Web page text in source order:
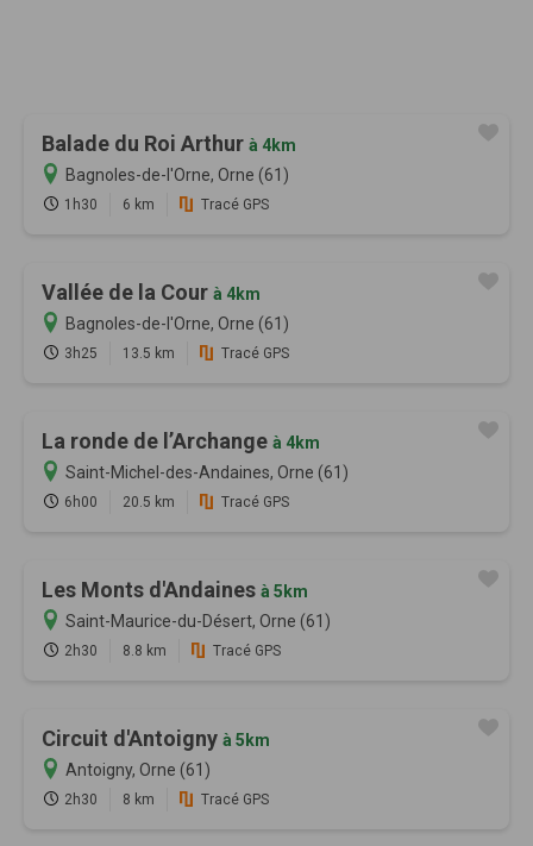
Balade du Roi Arthur à 4km
Bagnoles-de-l'Orne, Orne (61)
1h30 6 km Tracé GPS
Vallée de la Cour à 4km
Bagnoles-de-l'Orne, Orne (61)
3h25 13.5 km Tracé GPS
La ronde de l’Archange à 4km
Saint-Michel-des-Andaines, Orne (61)
6h00 20.5 km Tracé GPS
Les Monts d'Andaines à 5km
Saint-Maurice-du-Désert, Orne (61)
2h30 8.8 km Tracé GPS
Circuit d'Antoigny à 5km
Antoigny, Orne (61)
2h30 8 km Tracé GPS